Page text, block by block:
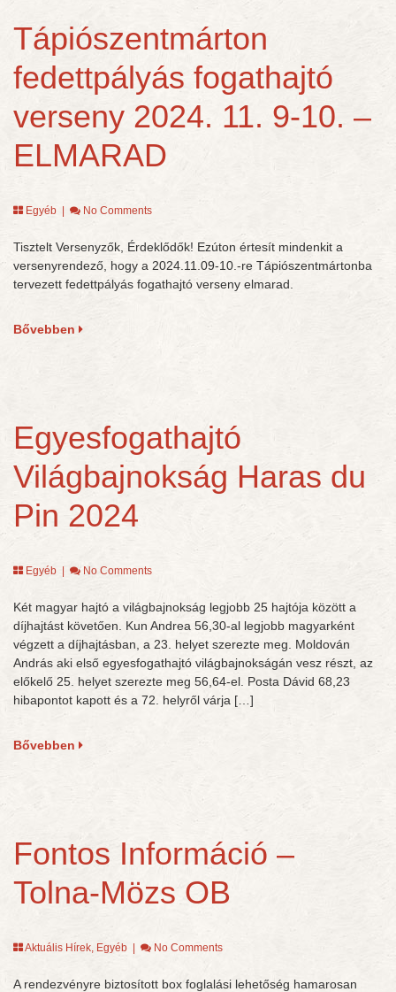
Tápiószentmárton
fedettpályás fogathajtó
verseny 2024. 11. 9-10. –
ELMARAD
Egyéb No Comments
Tisztelt Versenyzők, Érdeklődők! Ezúton értesít mindenkit a
versenyrendező, hogy a 2024.11.09-10.-re Tápiószentmártonba
tervezett fedettpályás fogathajtó verseny elmarad.
Bővebben
Egyesfogathajtó
Világbajnokság Haras du
Pin 2024
Egyéb No Comments
Két magyar hajtó a világbajnokság legjobb 25 hajtója között a
díjhajtást követően. Kun Andrea 56,30-al legjobb magyarként
végzett a díjhajtásban, a 23. helyet szerezte meg. Moldován
András aki első egyesfogathajtó világbajnokságán vesz részt, az
előkelő 25. helyet szerezte meg 56,64-el. Posta Dávid 68,23
hibapontot kapott és a 72. helyről várja […]
Bővebben
Fontos Információ –
Tolna-Mözs OB
Aktuális Hírek, Egyéb No Comments
A rendezvényre biztosított box foglalási lehetőség hamarosan